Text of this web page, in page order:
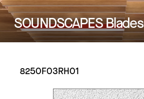
SOUNDSCAPES Blades
8250F03RH01